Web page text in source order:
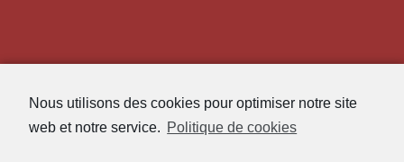
Nous utilisons des cookies pour optimiser notre site
web et notre service. Politique de cookies
Politique de cookies (UE)